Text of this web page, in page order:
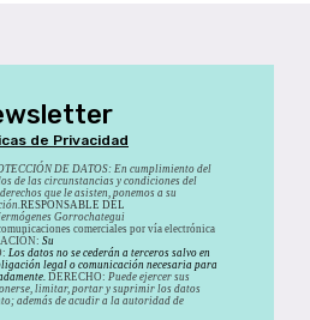
de Privacidad
DE DATOS: En cumplimiento del
de las circunstancias y condiciones del
que le asisten, ponemos a su
RESPONSABLE DEL
Gorrochategui
comerciales por vía electrónica
Su
Los datos no se cederán a terceros salvo en
legal o comunicación necesaria para
DERECHO: Puede ejercer sus
limitar, portar y suprimir los datos
además de acudir a la autoridad de